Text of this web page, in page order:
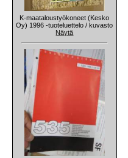
K-maataloustyökoneet (Kesko
Oy) 1996 -tuoteluettelo / kuvasto
Näytä